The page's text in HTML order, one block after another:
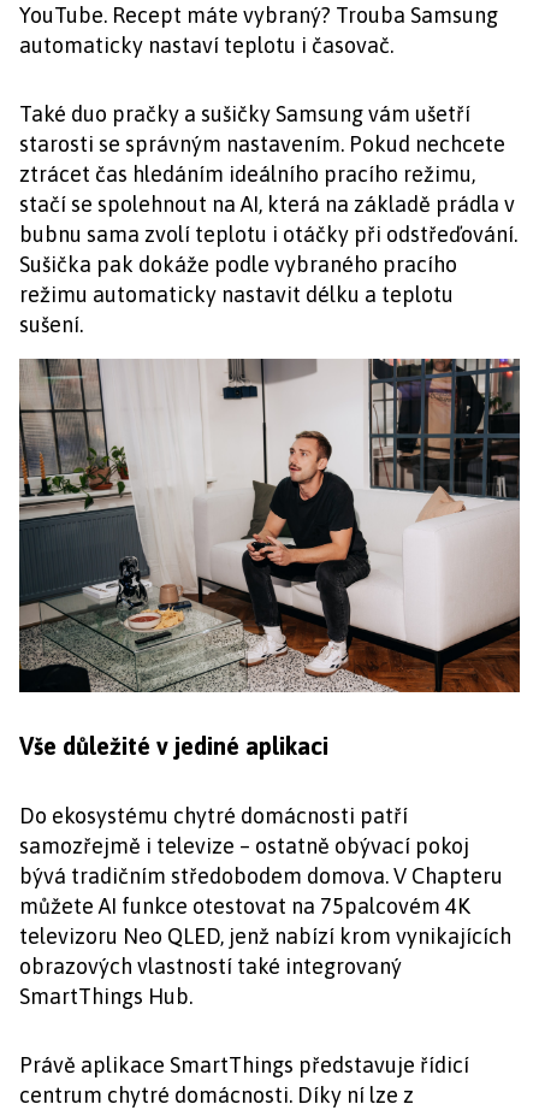
YouTube. Recept máte vybraný? Trouba Samsung
automaticky nastaví teplotu i časovač.
Také duo pračky a sušičky Samsung vám ušetří
starosti se správným nastavením. Pokud nechcete
ztrácet čas hledáním ideálního pracího režimu,
stačí se spolehnout na AI, která na základě prádla v
bubnu sama zvolí teplotu i otáčky při odstřeďování.
Sušička pak dokáže podle vybraného pracího
režimu automaticky nastavit délku a teplotu
sušení.
Vše důležité v jediné aplikaci
Do ekosystému chytré domácnosti patří
samozřejmě i televize – ostatně obývací pokoj
bývá tradičním středobodem domova. V Chapteru
můžete AI funkce otestovat na 75palcovém 4K
televizoru Neo QLED, jenž nabízí krom vynikajících
obrazových vlastností také integrovaný
SmartThings Hub.
Právě aplikace SmartThings představuje řídicí
centrum chytré domácnosti. Díky ní lze z